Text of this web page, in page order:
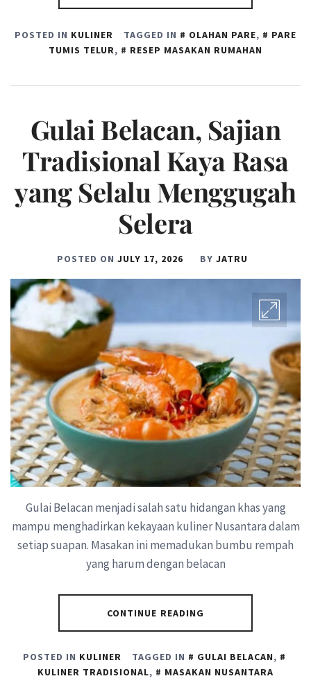
POSTED IN KULINER TAGGED IN OLAHAN PARE,
PARE
TUMIS TELUR, RESEP MASAKAN RUMAHAN
Gulai Belacan, Sajian
Tradisional Kaya Rasa
yang Selalu Menggugah
Selera
POSTED ON JULY 17, 2026 BY JATRU
Gulai Belacan menjadi salah satu hidangan khas yang
mampu menghadirkan kekayaan kuliner Nusantara dalam
setiap suapan. Masakan ini memadukan bumbu rempah
yang harum dengan belacan
CONTINUE READING
POSTED IN KULINER TAGGED IN GULAI BELACAN,
KULINER TRADISIONAL, MASAKAN NUSANTARA